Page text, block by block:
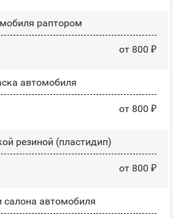
раптором
от 800 ₽
автомобиля
от 800 ₽
резиной (пластидип)
от 800 ₽
автомобиля